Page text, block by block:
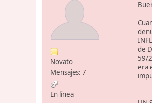
Novato
Mensajes: 7
En línea
de
59/
era